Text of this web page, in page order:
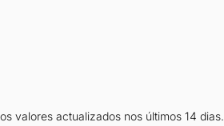
valores actualizados nos últimos 14 dias.